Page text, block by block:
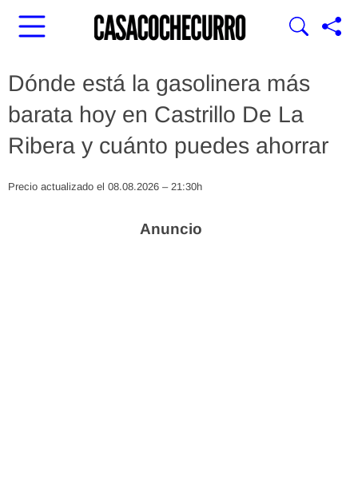
Dónde está la gasolinera más
barata hoy en Castrillo De La
Ribera y cuánto puedes ahorrar
Precio actualizado el 08.08.2026 – 21:30h